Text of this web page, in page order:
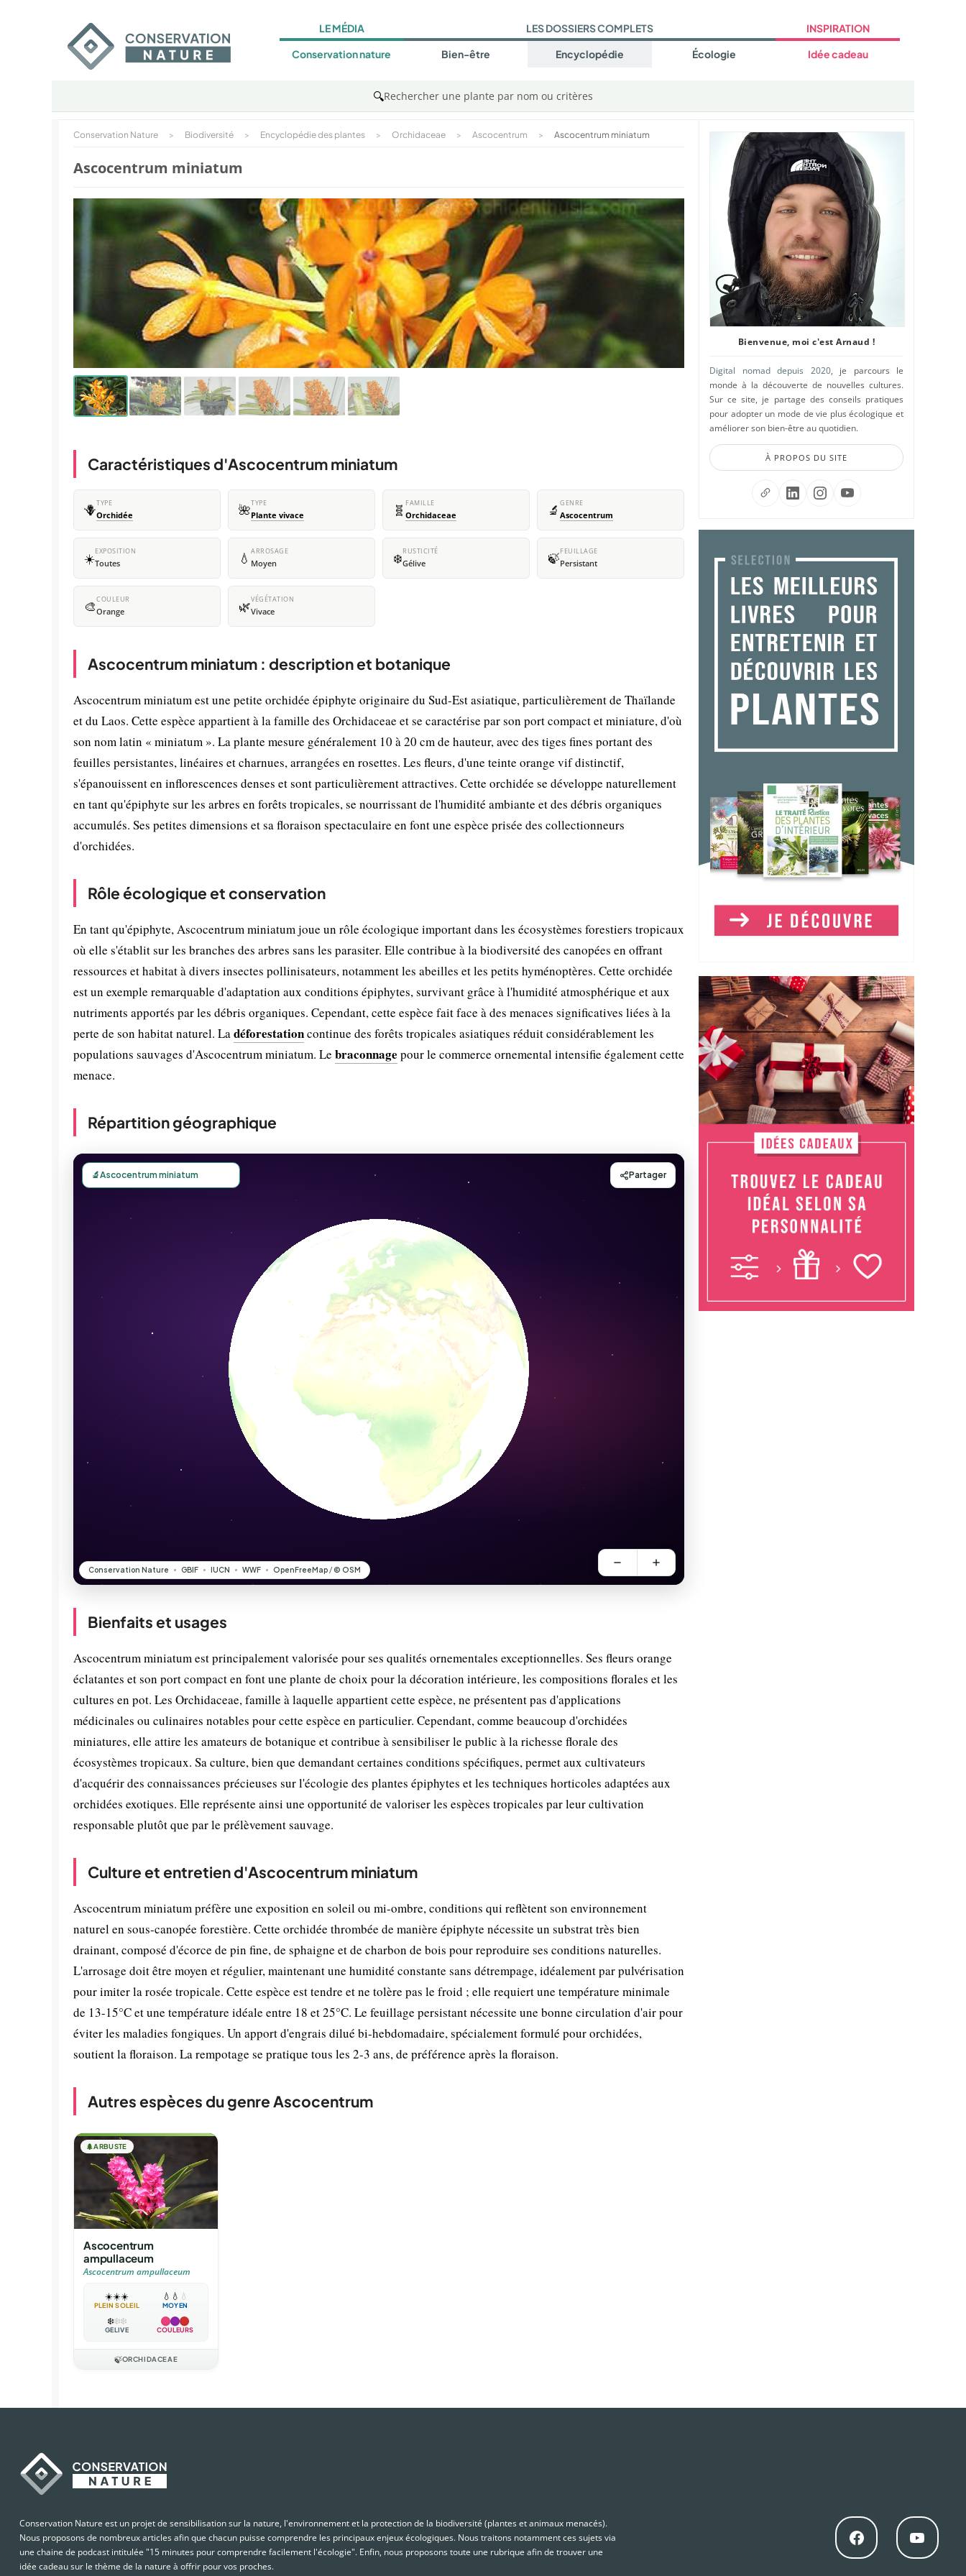
LE MÉDIA
Conservation nature
LES DOSSIERS COMPLETS
Bien-être Encyclopédie Écologie
INSPIRATION
Idée cadeau
🔍Rechercher une plante par nom ou critères
Conservation Nature > Biodiversité > Encyclopédie des plantes > Orchidaceae > Ascocentrum > Ascocentrum miniatum
Ascocentrum miniatum
Caractéristiques d'Ascocentrum miniatum
🪻TYPE
Orchidée 🌺TYPE
Plante vivace 🧬 FAMILLE
Orchidaceae 🔬 GENRE
Ascocentrum
☀️EXPOSITION
Toutes 💧 ARROSAGE
Moyen ❄️RUSTICITÉ
Gélive 🍃FEUILLAGE
Persistant
🎨COULEUR
Orange 🌿VÉGÉTATION
Vivace
Ascocentrum miniatum : description et botanique
Ascocentrum miniatum est une petite orchidée épiphyte originaire du Sud-Est asiatique, particulièrement de Thaïlande
et du Laos. Cette espèce appartient à la famille des Orchidaceae et se caractérise par son port compact et miniature, d'où
son nom latin « miniatum ». La plante mesure généralement 10 à 20 cm de hauteur, avec des tiges fines portant des
feuilles persistantes, linéaires et charnues, arrangées en rosettes. Les fleurs, d'une teinte orange vif distinctif,
s'épanouissent en inflorescences denses et sont particulièrement attractives. Cette orchidée se développe naturellement
en tant qu'épiphyte sur les arbres en forêts tropicales, se nourrissant de l'humidité ambiante et des débris organiques
accumulés. Ses petites dimensions et sa floraison spectaculaire en font une espèce prisée des collectionneurs
d'orchidées.
Rôle écologique et conservation
En tant qu'épiphyte, Ascocentrum miniatum joue un rôle écologique important dans les écosystèmes forestiers tropicaux
où elle s'établit sur les branches des arbres sans les parasiter. Elle contribue à la biodiversité des canopées en offrant
ressources et habitat à divers insectes pollinisateurs, notamment les abeilles et les petits hyménoptères. Cette orchidée
est un exemple remarquable d'adaptation aux conditions épiphytes, survivant grâce à l'humidité atmosphérique et aux
nutriments apportés par les débris organiques. Cependant, cette espèce fait face à des menaces significatives liées à la
perte de son habitat naturel. Ladéforestationcontinue des forêts tropicales asiatiques réduit considérablement les
populations sauvages d'Ascocentrum miniatum. Le braconnage pour le commerce ornemental intensifie également cette
menace.
Répartition géographique
Bienfaits et usages
Ascocentrum miniatum est principalement valorisée pour ses qualités ornementales exceptionnelles. Ses fleurs orange
éclatantes et son port compact en font une plante de choix pour la décoration intérieure, les compositions florales et les
cultures en pot. Les Orchidaceae, famille à laquelle appartient cette espèce, ne présentent pas d'applications
médicinales ou culinaires notables pour cette espèce en particulier. Cependant, comme beaucoup d'orchidées
miniatures, elle attire les amateurs de botanique et contribue à sensibiliser le public à la richesse florale des
écosystèmes tropicaux. Sa culture, bien que demandant certaines conditions spécifiques, permet aux cultivateurs
d'acquérir des connaissances précieuses sur l'écologie des plantes épiphytes et les techniques horticoles adaptées aux
orchidées exotiques. Elle représente ainsi une opportunité de valoriser les espèces tropicales par leur cultivation
responsable plutôt que par le prélèvement sauvage.
Culture et entretien d'Ascocentrum miniatum
Ascocentrum miniatum préfère une exposition en soleil ou mi-ombre, conditions qui reflètent son environnement
naturel en sous-canopée forestière. Cette orchidée thrombée de manière épiphyte nécessite un substrat très bien
drainant, composé d'écorce de pin fine, de sphaigne et de charbon de bois pour reproduire ses conditions naturelles.
L'arrosage doit être moyen et régulier, maintenant une humidité constante sans détrempage, idéalement par pulvérisation
pour imiter la rosée tropicale. Cette espèce est tendre et ne tolère pas le froid ; elle requiert une température minimale
de 13-15°C et une température idéale entre 18 et 25°C. Le feuillage persistant nécessite une bonne circulation d'air pour
éviter les maladies fongiques. Un apport d'engrais dilué bi-hebdomadaire, spécialement formulé pour orchidées,
soutient la floraison. La rempotage se pratique tous les 2-3 ans, de préférence après la floraison.
Autres espèces du genre Ascocentrum
🌲ARBUSTE
Ascocentrum
ampullaceum
Ascocentrum ampullaceum
☀️☀️☀️
PLEIN SOLEIL
💧 💧 💧
MOYEN
❄️❄️❄️
GÉLIVE COULEURS
🍃ORCHIDACEAE
Bienvenue, moi c'est Arnaud !
Digital nomad depuis 2020, je parcours le
monde à la découverte de nouvelles cultures.
Sur ce site, je partage des conseils pratiques
pour adopter un mode de vie plus écologique et
améliorer son bien-être au quotidien.
À PROPOS DU SITE
Conservation Nature est un projet de sensibilisation sur la nature, l'environnement et la protection de la biodiversité (plantes et animaux menacés).
Nous proposons de nombreux articles afin que chacun puisse comprendre les principaux enjeux écologiques. Nous traitons notamment ces sujets via
une chaine de podcast intitulée "15 minutes pour comprendre facilement l'écologie". Enfin, nous proposons toute une rubrique afin de trouver une
idée cadeau sur le thème de la nature à offrir pour vos proches.